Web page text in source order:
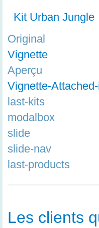
Kit Urban Jungle
Original
Vignette
Aperçu
Vignette-
last-kits
modalbox
slide
slide-nav
last-products
Les clients